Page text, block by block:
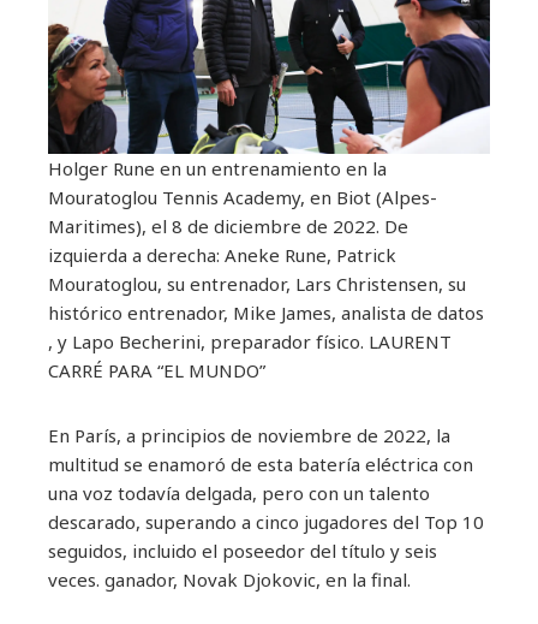
Holger Rune en un entrenamiento en la
Mouratoglou Tennis Academy, en Biot (Alpes-
Maritimes), el 8 de diciembre de 2022. De
izquierda a derecha: Aneke Rune, Patrick
Mouratoglou, su entrenador, Lars Christensen, su
histórico entrenador, Mike James, analista de datos
, y Lapo Becherini, preparador físico. LAURENT
CARRÉ PARA “EL MUNDO”
En París, a principios de noviembre de 2022, la
multitud se enamoró de esta batería eléctrica con
una voz todavía delgada, pero con un talento
descarado, superando a cinco jugadores del Top 10
seguidos, incluido el poseedor del título y seis
veces. ganador, Novak Djokovic, en la final.